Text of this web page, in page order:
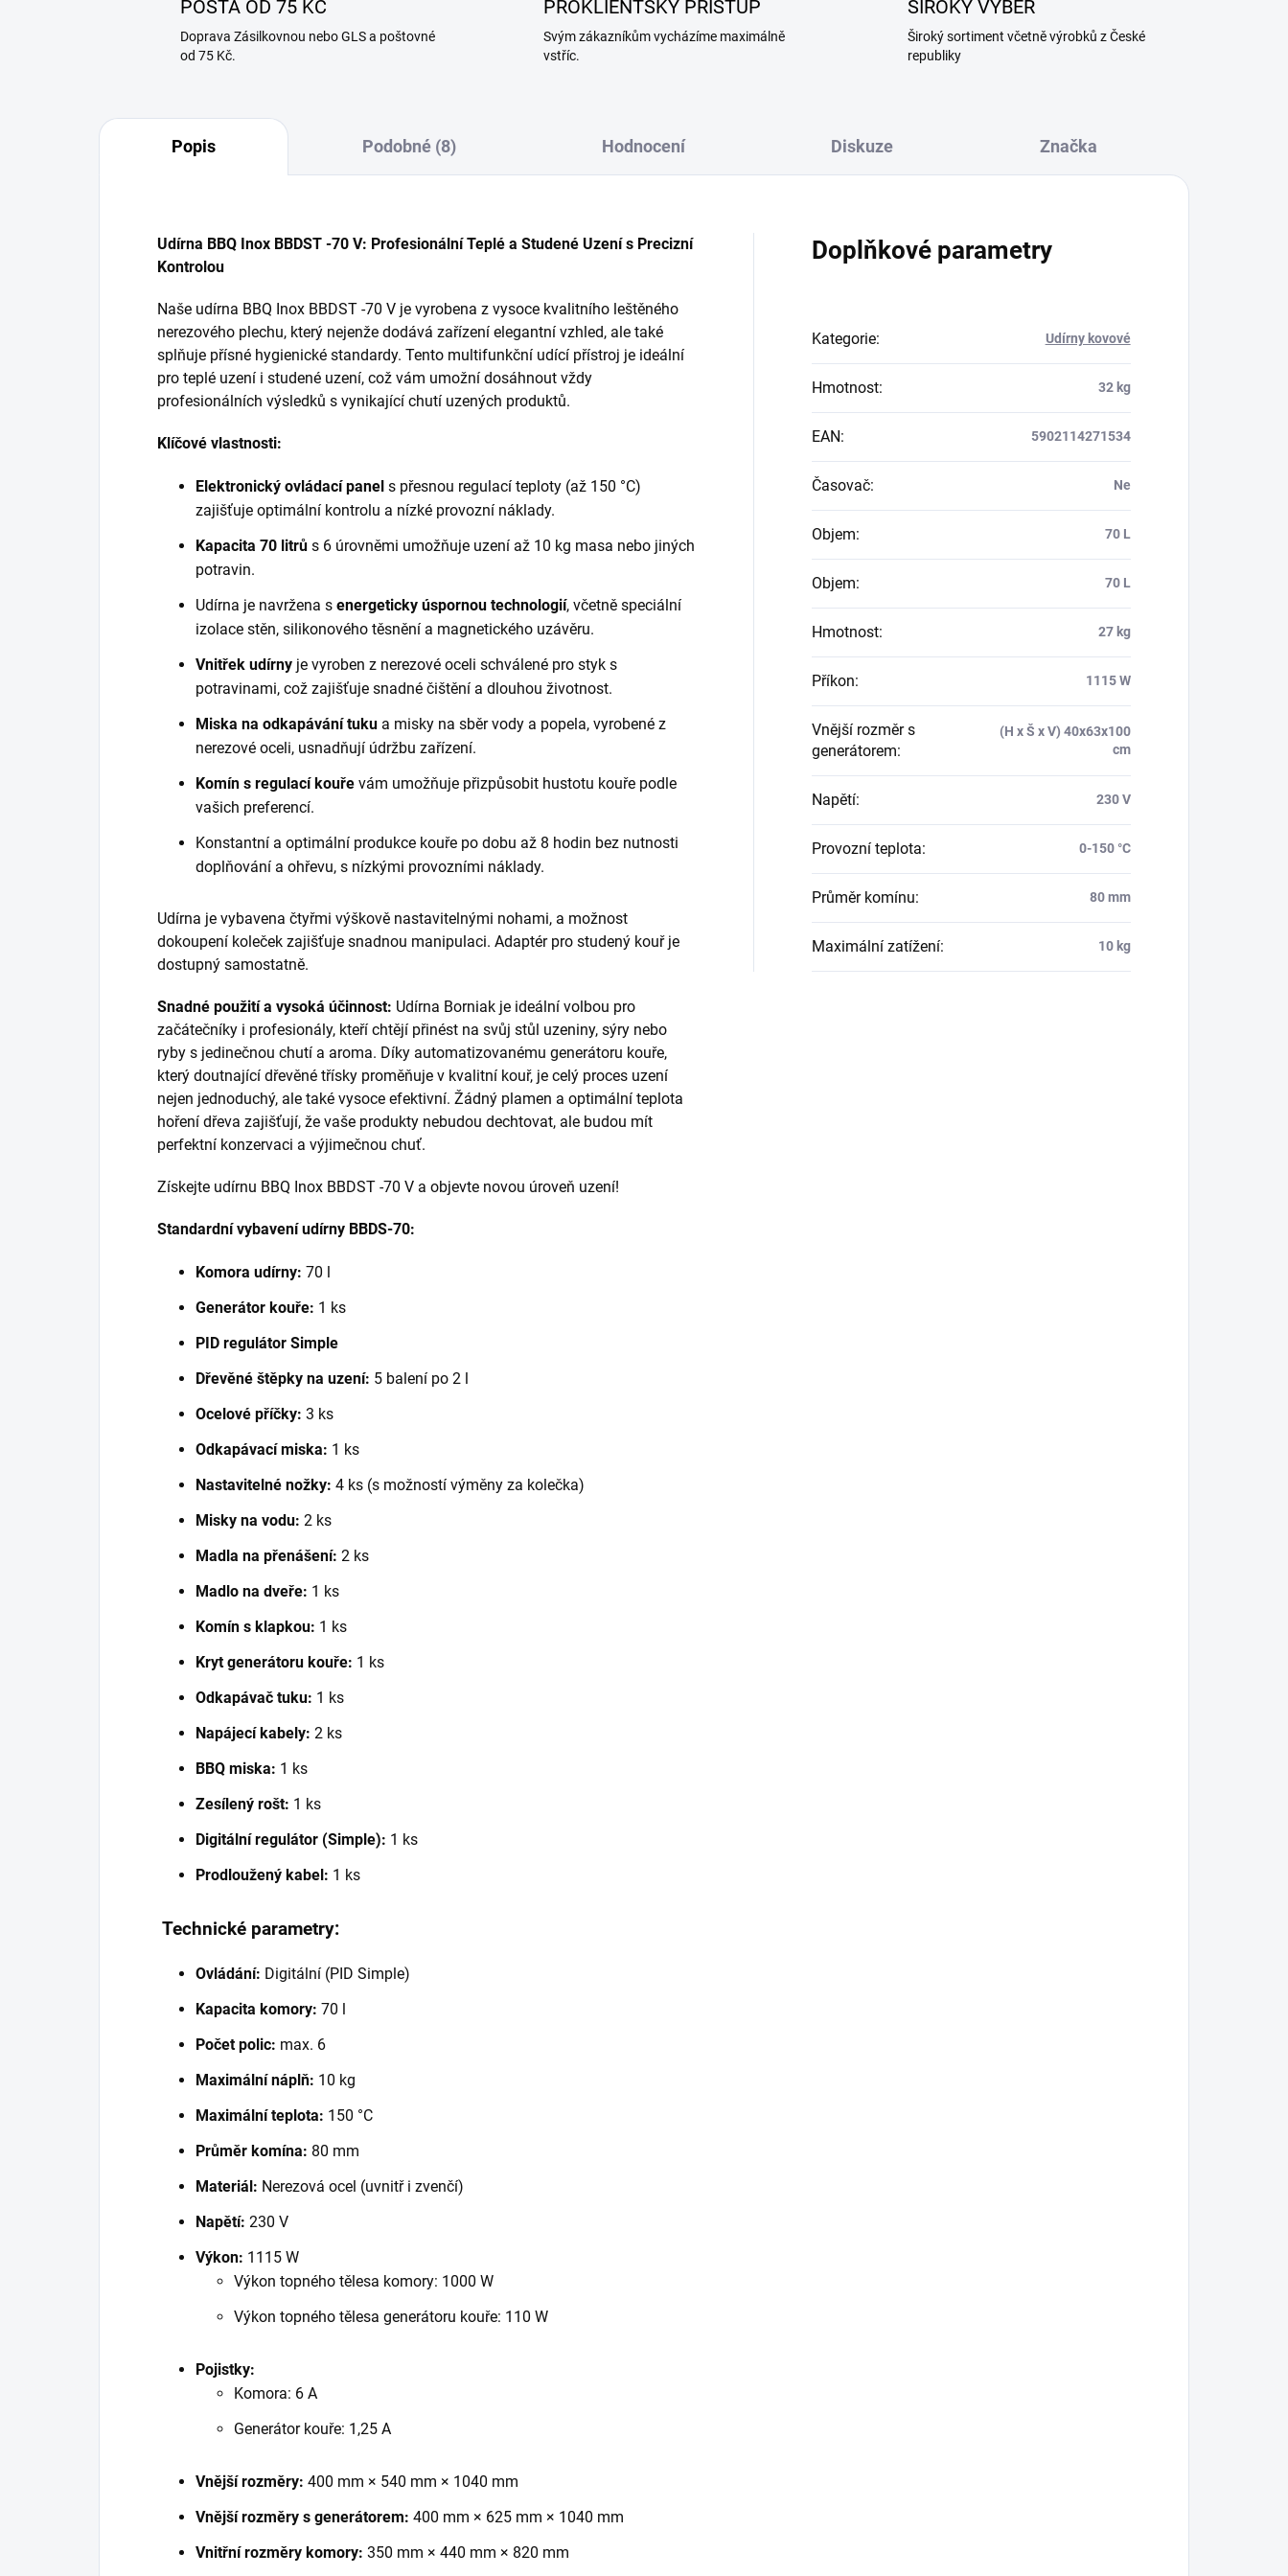
POŠTA OD 75 KČ
Doprava Zásilkovnou nebo GLS a poštovné
od 75 Kč.
PROKLIENTSKÝ PŘÍSTUP
Svým zákazníkům vycházíme maximálně
vstříc.
ŠIROKÝ VÝBĚR
Široký sortiment včetně výrobků z České
republiky
Popis Podobné (8) Hodnocení Diskuze Značka
Udírna BBQ Inox BBDST -70 V: Profesionální Teplé a Studené Uzení s Precizní
Kontrolou
Naše udírna BBQ Inox BBDST -70 V je vyrobena z vysoce kvalitního leštěného
nerezového plechu, který nejenže dodává zařízení elegantní vzhled, ale také
splňuje přísné hygienické standardy. Tento multifunkční udící přístroj je ideální
pro teplé uzení i studené uzení, což vám umožní dosáhnout vždy
profesionálních výsledků s vynikající chutí uzených produktů.
Klíčové vlastnosti:
Elektronický ovládací panel s přesnou regulací teploty (až 150 °C)
zajišťuje optimální kontrolu a nízké provozní náklady.
Kapacita 70 litrů s 6 úrovněmi umožňuje uzení až 10 kg masa nebo jiných
potravin.
Udírna je navržena s energeticky úspornou technologií, včetně speciální
izolace stěn, silikonového těsnění a magnetického uzávěru.
Vnitřek udírny je vyroben z nerezové oceli schválené pro styk s
potravinami, což zajišťuje snadné čištění a dlouhou životnost.
Miska na odkapávání tuku a misky na sběr vody a popela, vyrobené z
nerezové oceli, usnadňují údržbu zařízení.
Komín s regulací kouře vám umožňuje přizpůsobit hustotu kouře podle
vašich preferencí.
Konstantní a optimální produkce kouře po dobu až 8 hodin bez nutnosti
doplňování a ohřevu, s nízkými provozními náklady.
Udírna je vybavena čtyřmi výškově nastavitelnými nohami, a možnost
dokoupení koleček zajišťuje snadnou manipulaci. Adaptér pro studený kouř je
dostupný samostatně.
Snadné použití a vysoká účinnost: Udírna Borniak je ideální volbou pro
začátečníky i profesionály, kteří chtějí přinést na svůj stůl uzeniny, sýry nebo
ryby s jedinečnou chutí a aroma. Díky automatizovanému generátoru kouře,
který doutnající dřevěné třísky proměňuje v kvalitní kouř, je celý proces uzení
nejen jednoduchý, ale také vysoce efektivní. Žádný plamen a optimální teplota
hoření dřeva zajišťují, že vaše produkty nebudou dechtovat, ale budou mít
perfektní konzervaci a výjimečnou chuť.
Získejte udírnu BBQ Inox BBDST -70 V a objevte novou úroveň uzení!
Standardní vybavení udírny BBDS-70:
Komora udírny: 70 l
Generátor kouře: 1 ks
PID regulátor Simple
Dřevěné štěpky na uzení: 5 balení po 2 l
Ocelové příčky: 3 ks
Odkapávací miska: 1 ks
Nastavitelné nožky: 4 ks (s možností výměny za kolečka)
Misky na vodu: 2 ks
Madla na přenášení: 2 ks
Madlo na dveře: 1 ks
Komín s klapkou: 1 ks
Kryt generátoru kouře: 1 ks
Odkapávač tuku: 1 ks
Napájecí kabely: 2 ks
BBQ miska: 1 ks
Zesílený rošt: 1 ks
Digitální regulátor (Simple): 1 ks
Prodloužený kabel: 1 ks
Technické parametry:
Ovládání: Digitální (PID Simple)
Kapacita komory: 70 l
Počet polic: max. 6
Maximální náplň: 10 kg
Maximální teplota: 150 °C
Průměr komína: 80 mm
Materiál: Nerezová ocel (uvnitř i zvenčí)
Napětí: 230 V
Výkon: 1115 W
Výkon topného tělesa komory: 1000 W
Výkon topného tělesa generátoru kouře: 110 W
Pojistky:
Komora: 6 A
Generátor kouře: 1,25 A
Vnější rozměry: 400 mm × 540 mm × 1040 mm
Vnější rozměry s generátorem: 400 mm × 625 mm × 1040 mm
Vnitřní rozměry komory: 350 mm × 440 mm × 820 mm
Doplňkové parametry
Kategorie: Udírny kovové
Hmotnost: 32 kg
EAN: 5902114271534
Časovač: Ne
Objem: 70 L
Objem: 70 L
Hmotnost: 27 kg
Příkon: 1115 W
Vnější rozměr s
generátorem:
(H x Š x V) 40x63x100
cm
Napětí: 230 V
Provozní teplota: 0-150 °C
Průměr komínu: 80 mm
Maximální zatížení: 10 kg